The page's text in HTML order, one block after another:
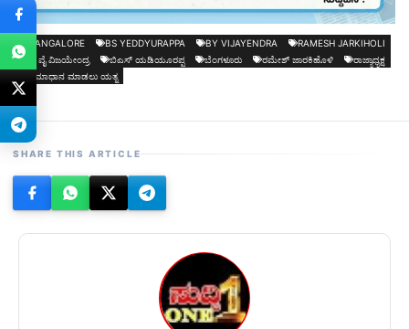
BANGALORE BS YEDDYURAPPA BY VIJAYENDRA
RAMESH JARKIHOLI
ಬಿ ವೈ ವಿಜಯೇಂದ್ರ
ಬಿಎಸ್‌ ಯಡಿಯೂರಪ್ಪ ಬೆಂಗಳೂರು ರಮೇಶ್ ಜಾರಕಿಹೊಳಿ
ರಾಜ್ಯಾಧ್ಯಕ್ಷ
ಸಮಾಧಾನ ಮಾಡಲು ಯತ್ನ
SHARE THIS ARTICLE